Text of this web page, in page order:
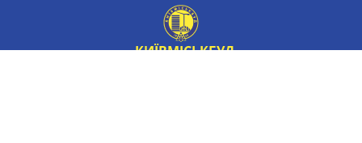
КИЇВМІСЬКБУД